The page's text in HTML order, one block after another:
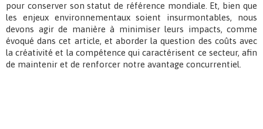
pour conserver son statut de référence mondiale. Et, bien que
les enjeux environnementaux soient insurmontables, nous
devons agir de manière à minimiser leurs impacts, comme
évoqué dans cet article, et aborder la question des coûts avec
la créativité et la compétence qui caractérisent ce secteur, afin
de maintenir et de renforcer notre avantage concurrentiel.